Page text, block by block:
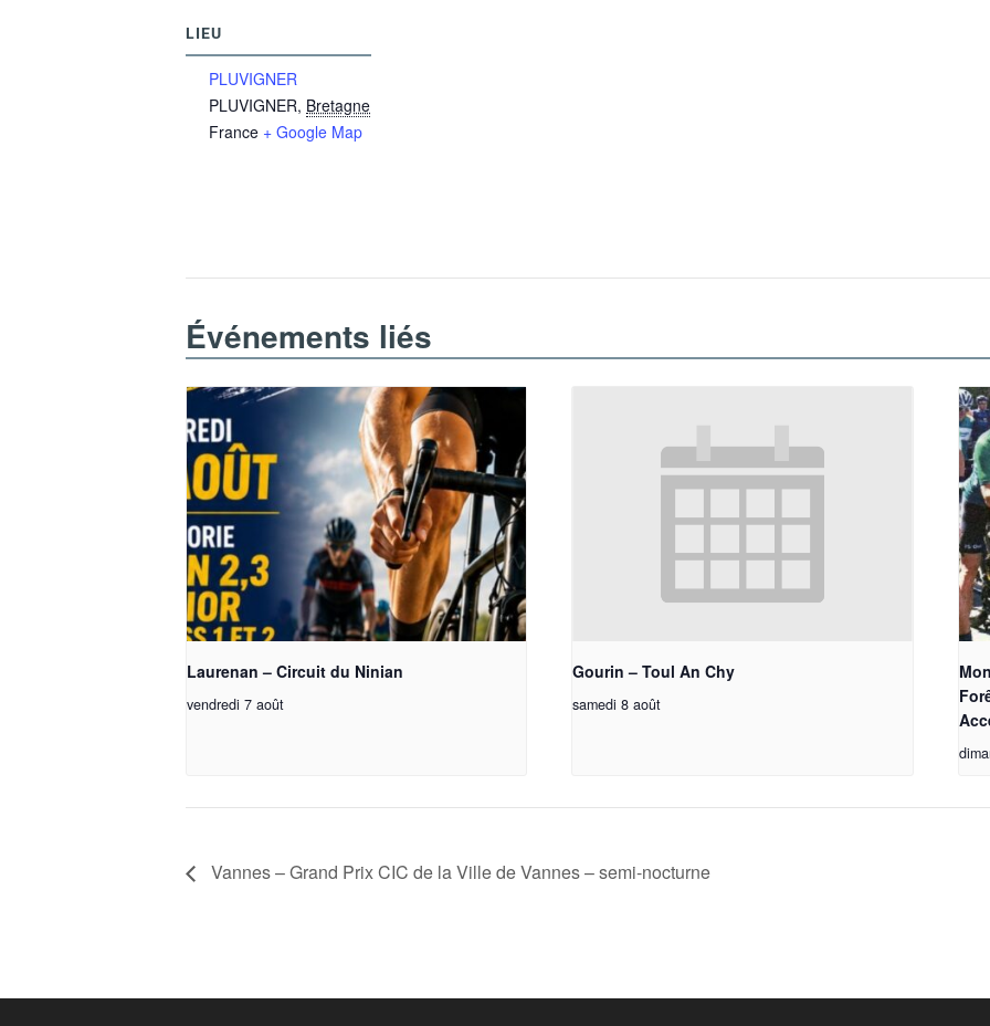
LIEU
PLUVIGNER
PLUVIGNER, Bretagne
France + Google Map
Événements liés
Laurenan – Circuit du Ninian
vendredi 7 août
Gourin – Toul An Chy
samedi 8 août
Vannes – Grand Prix CIC de la Ville de Vannes – semi-nocturne